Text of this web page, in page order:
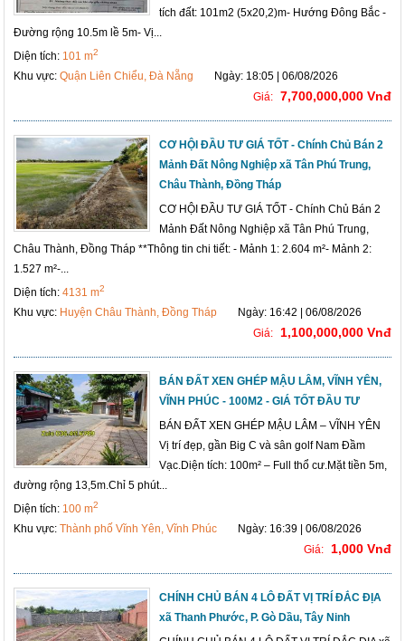
tích đất: 101m2 (5x20,2)m- Hướng Đông Bắc -
Đường rộng 10.5m lề 5m- Vị...
Diện tích: 101 m2
Khu vực:Quận Liên Chiểu, Đà Nẵng
Ngày: 18:05 | 06/08/2026
Giá: 7,700,000,000 Vnđ
CƠ HỘI ĐẦU TƯ GIÁ TỐT - Chính Chủ Bán 2
Mảnh Đất Nông Nghiệp xã Tân Phú Trung,
Châu Thành, Đồng Tháp
CƠ HỘI ĐẦU TƯ GIÁ TỐT - Chính Chủ Bán 2
Mảnh Đất Nông Nghiệp xã Tân Phú Trung,
Châu Thành, Đồng Tháp **Thông tin chi tiết: - Mảnh 1: 2.604 m²- Mảnh 2:
1.527 m²-...
Diện tích:4131 m2
Khu vực: Huyện Châu Thành, Đồng Tháp
Ngày: 16:42 | 06/08/2026
Giá:
1,100,000,000 Vnđ
BÁN ĐẤT XEN GHÉP MẬU LÂM, VĨNH YÊN,
VĨNH PHÚC - 100M2 - GIÁ TỐT ĐẦU TƯ
BÁN ĐẤT XEN GHÉP MẬU LÂM – VĨNH YÊN
Vị trí đẹp, gần Big C và sân golf Nam Đầm
Vạc.Diện tích: 100m² – Full thổ cư.Mặt tiền 5m,
đường rộng 13,5m.Chỉ 5 phút...
Diện tích: 100 m2
Khu vực:Thành phố Vĩnh Yên, Vĩnh Phúc
Ngày: 16:39 | 06/08/2026
Giá:
1,000 Vnđ
CHÍNH CHỦ BÁN 4 LÔ ĐẤT VỊ TRÍ ĐẮC ĐỊA
xã Thanh Phước, P. Gò Dầu, Tây Ninh